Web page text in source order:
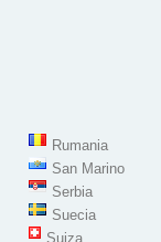
Rumania
San Marino
Serbia
Suecia
Suiza